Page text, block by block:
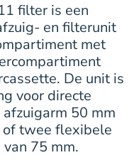
filter is een
en filterunit
met
De unit is
voor directe
50 mm
of twee flexibele
75 mm.